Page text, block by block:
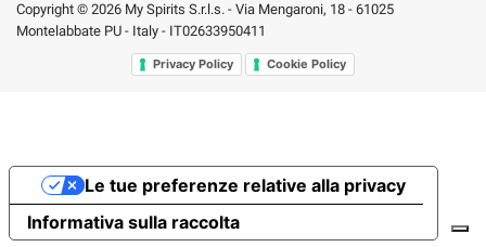
Copyright © 2026 My Spirits S.r.l.s. - Via Mengaroni, 18 - 61025
Montelabbate PU - Italy - IT02633950411
Privacy Policy Cookie Policy
Informativa sulla raccolta
Le tue preferenze relative alla privacy